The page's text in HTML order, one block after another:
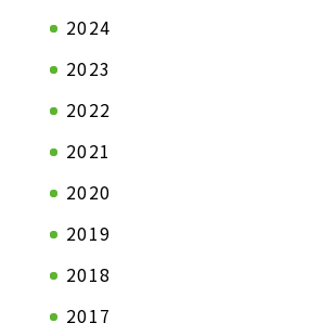
2024
2023
2022
2021
2020
2019
2018
2017